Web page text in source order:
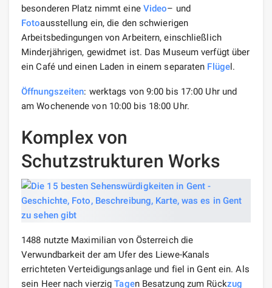
besonderen Platz nimmt eine Video– und
Fotoausstellung ein, die den schwierigen
Arbeitsbedingungen von Arbeitern, einschließlich
Minderjährigen, gewidmet ist. Das Museum verfügt über
ein Café und einen Laden in einem separaten Flügel.
Öffnungszeiten: werktags von 9:00 bis 17:00 Uhr und
am Wochenende von 10:00 bis 18:00 Uhr.
Komplex von
Schutzstrukturen Works
1488 nutzte Maximilian von Österreich die
Verwundbarkeit der am Ufer des Liewe-Kanals
errichteten Verteidigungsanlage und fiel in Gent ein. Als
sein Heer nach vierzigTagen Besatzung zum Rückzug